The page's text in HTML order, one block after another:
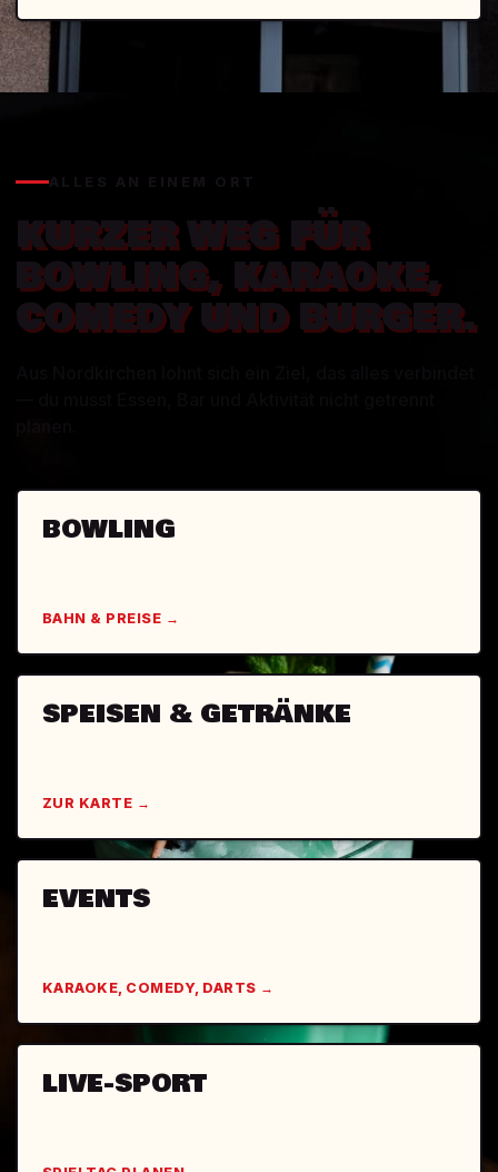
KURZER WEG FÜR
BOWLING, KARAOKE,
COMEDY UND BURGER.
BOWLING
BAHN & PREISE →
SPEISEN & GETRÄNKE
ZUR KARTE →
EVENTS
KARAOKE, COMEDY, DARTS →
LIVE-SPORT